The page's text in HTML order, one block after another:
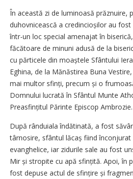
În această zi de luminoasă prăznuire,
duhovnicească a credincioșilor au
într-un loc special amenajat în
făcătoare de minuni adusă de la
cu părticele din moaștele Sfântului
Eghina, de la Mănăstirea Buna
mai multor sfinți, precum și o
Domnului lucrată în Sfântul Munte
Preasfințitul Părinte Episcop Ambrozie.
După rânduiala îndătinată, a fost
târnosire, sfântul lăcaș fiind
evanghelice, iar zidurile sale au fost
Mir și stropite cu apă sfințită. Apoi, în
fost depuse actul de sfințire și